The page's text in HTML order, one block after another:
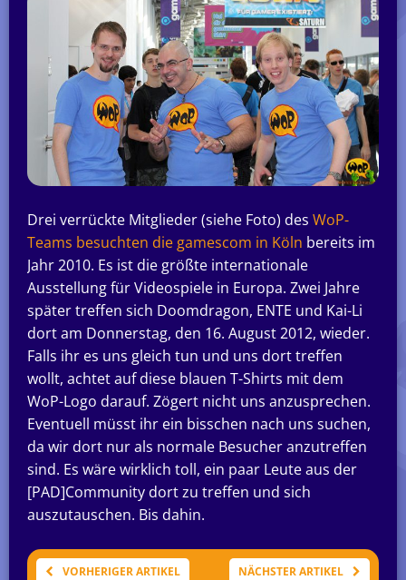
Drei verrückte Mitglieder (siehe Foto) des WoP-
Teams besuchten die gamescom in Köln bereits im
Jahr 2010. Es ist die größte internationale
Ausstellung für Videospiele in Europa. Zwei Jahre
später treffen sich Doomdragon, ENTE und Kai-Li
dort am Donnerstag, den 16. August 2012, wieder.
Falls ihr es uns gleich tun und uns dort treffen
wollt, achtet auf diese blauen T-Shirts mit dem
WoP-Logo darauf. Zögert nicht uns anzusprechen.
Eventuell müsst ihr ein bisschen nach uns suchen,
da wir dort nur als normale Besucher anzutreffen
sind. Es wäre wirklich toll, ein paar Leute aus der
[PAD]Community dort zu treffen und sich
auszutauschen. Bis dahin.
VORHERIGER ARTIKEL NÄCHSTER ARTIKEL